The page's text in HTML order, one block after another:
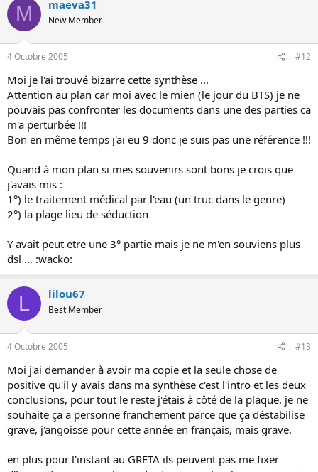
M maeva31
New Member
4 Octobre 2005 #12
Moi je l'ai trouvé bizarre cette synthèse ...
Attention au plan car moi avec le mien (le jour du BTS) je ne
pouvais pas confronter les documents dans une des parties ca
m'a perturbée !!!
Bon en même temps j'ai eu 9 donc je suis pas une référence !!!
Quand à mon plan si mes souvenirs sont bons je crois que
j'avais mis :
1°) le traitement médical par l'eau (un truc dans le genre)
2°) la plage lieu de séduction
Y avait peut etre une 3° partie mais je ne m'en souviens plus
dsl ... :wacko:
L lilou67
Best Member
4 Octobre 2005 #13
Moi j'ai demander à avoir ma copie et la seule chose de
positive qu'il y avais dans ma synthèse c'est l'intro et les deux
conclusions, pour tout le reste j'étais à côté de la plaque. je ne
souhaite ça a personne franchement parce que ça déstabilise
grave, j'angoisse pour cette année en français, mais grave.
en plus pour l'instant au GRETA ils peuvent pas me fixer